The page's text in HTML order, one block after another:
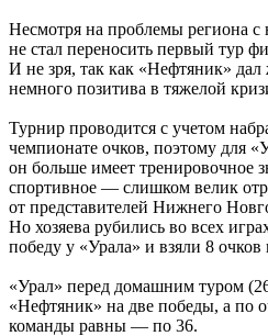
Несмотря на проблемы региона
не стал переносить первый тур
И не зря, так как «Нефтяник» дал
немного позитива в тяжелой
Турнир проводится с учетом
чемпионате очков, поэтому для
он больше имеет тренировочное
спортивное — слишком велик
от представителей Нижнего
Но хозяева рубились во всех
победу у «Урала» и взяли 8 очков
«Урал» перед домашним туром
«Нефтяник» на две победы, а по
команды равны — по 36.